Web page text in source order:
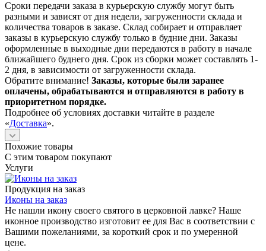
Сроки передачи заказа в курьерскую службу могут быть
разными и зависят от дня недели, загруженности склада и
количества товаров в заказе. Склад собирает и отправляет
заказы в курьерскую службу только в будние дни. Заказы
оформленные в выходные дни передаются в работу в начале
ближайшего буднего дня. Срок из сборки может составлять 1-
2 дня, в зависимости от загруженности склада.
Обратите внимание! Заказы, которые были заранее
оплачены, обрабатываются и отправляются в работу в
приоритетном порядке.
Подробнее об условиях доставки читайте в разделе
«Доставка».
Похожие товары
С этим товаром покупают
Услуги
Продукция на заказ
Иконы на заказ
Не нашли икону своего святого в церковной лавке? Наше
иконное производство изготовит ее для Вас в соответствии с
Вашими пожеланиями, за короткий срок и по умеренной
цене.